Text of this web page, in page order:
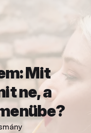
Mit
ne, a